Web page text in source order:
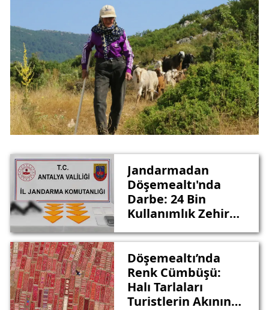
Jandarmadan
Döşemealtı'nda
Darbe: 24 Bin
Kullanımlık Zehir
Döşemealtı’nda
Renk Cümbüşü:
Halı Tarlaları
Turistlerin Akınına